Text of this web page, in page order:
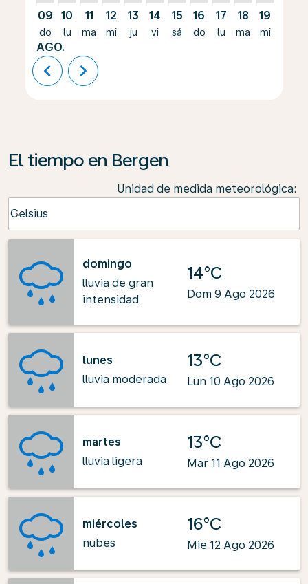
09
do
AGO.
10
lu
11
ma
12
mi
13
ju
14
vi
15
sá
16
do
17
lu
18
ma
19
mi
chevron_left chevron_right
El tiempo en Bergen
Unidad de medida meteorológica:
Celsius
keyboard_arrow_down
domingo
lluvia de gran
intensidad
14°C
Dom 9 Ago 2026
lunes
lluvia moderada
13°C
Lun 10 Ago 2026
martes
lluvia ligera
13°C
Mar 11 Ago 2026
miércoles
nubes
16°C
Mie 12 Ago 2026